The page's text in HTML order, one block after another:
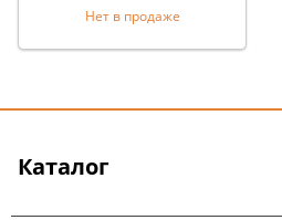
Нет в продаже
Каталог